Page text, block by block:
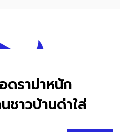
ดราม่าหนัก
ชาวบ้านด่าใส่